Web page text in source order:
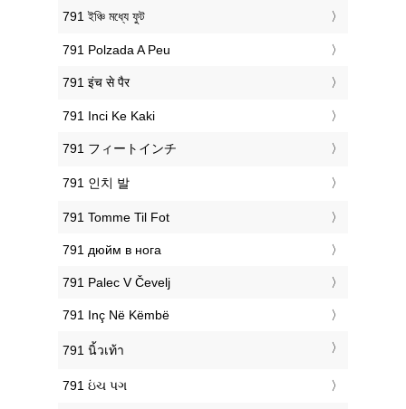
‎791 ইঞ্চি মধ্যে ফুট
‎791 Polzada A Peu
‎791 इंच से पैर
‎791 Inci Ke Kaki
‎791 フィートインチ
‎791 인치 발
‎791 Tomme Til Fot
‎791 дюйм в нога
‎791 Palec V Čevelj
‎791 Inç Në Këmbë
‎791 นิ้วเท้า
‎791 ઇંચ પગ